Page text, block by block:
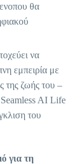
θα
να
εμπειρία με
της ζωής του –
Seamless AI Life
του
για τη